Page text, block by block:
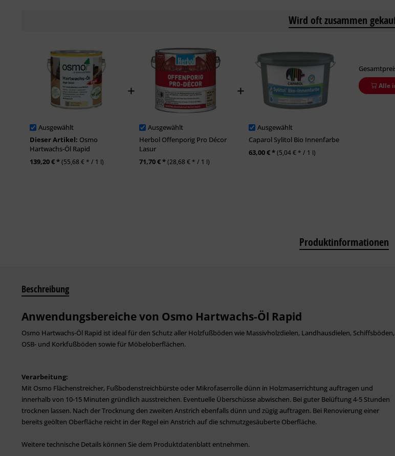
Wird oft zusammen
Ausgewählt
Dieser Artikel: Osmo
Hartwachs-Öl Rapid
139,20 € *(55,68 € * / 1 l)
Ausgewählt
Herbol Offenporig Pro Décor
Lasur
71,70 € *(28,68 € * / 1 l)
Ausgewählt
Caparol Sylitol Bio Innenfarbe
63,00 € *(5,04 € * / 1 l)
Alle
Produktinformationen
Beschreibung
Anwendungsbereiche von Osmo Hartwachs-Öl Rapid
Osmo Hartwachs-Öl Rapid ist ideal für den Schutz aller Holzfußböden wie Massivholzdielen, Landhausdielen, Schiffsböden,
OSB- und Korkfußböden sowie für Möbeloberflächen.
Verarbeitung:
Mit Osmo Flächenstreicher, Fußbodenstreichbürste oder Mikrofaserrolle dünn in Holzmaserrichtung auftragen und
innerhalb von 10-15 Minuten gründlich ausstreichen. Eventuelle Überschüsse abwischen. Bei guter Belüftung 4-5 Stunden
trocknen lassen. Nach der Trocknung den zweiten Anstrich ebenfalls dünn und zügig auftragen. Bei Renovierung einer
bereits geölten Oberfläche reicht in der Regel ein Anstrich auf die schmutzgesäuberte Oberfläche.
Weitere technische Details können Sie dem Produktdatenblatt entnehmen.